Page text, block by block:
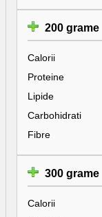
200 grame
Calorii
Proteine
Lipide
Carbohidrati
Fibre
300 grame
Calorii